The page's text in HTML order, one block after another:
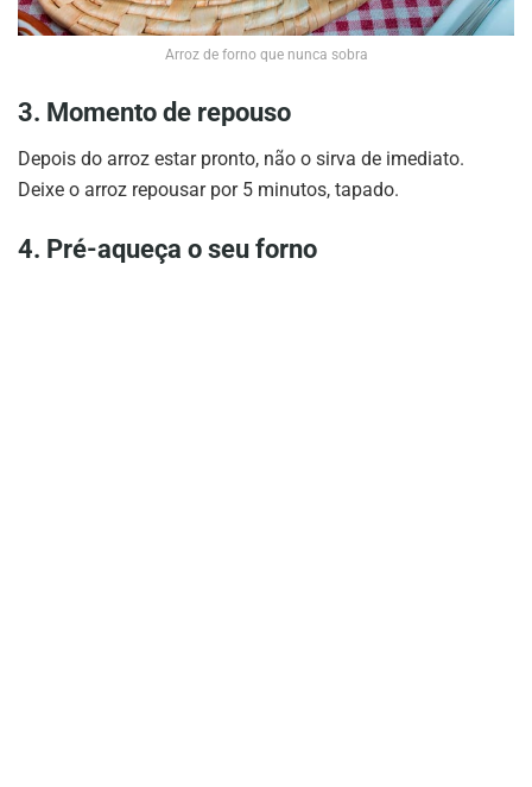
Arroz de forno que nunca sobra
3. Momento de repouso
Depois do arroz estar pronto, não o sirva de imediato.
Deixe o arroz repousar por 5 minutos, tapado.
4. Pré-aqueça o seu forno